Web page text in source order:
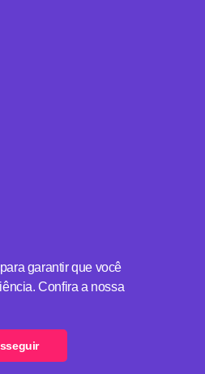
garantir que você
Confira a nossa